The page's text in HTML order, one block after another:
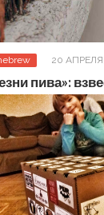
20
пива»: